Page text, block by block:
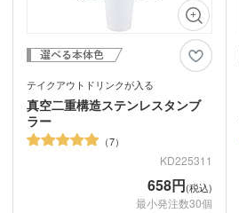
テイクアウトドリンクが入る
真空二重構造ステンレスタンブ
ラー
7
KD225311
658円(税込)
最小発注数30個
メディカル・エチケットグ
マルチツール・双眼鏡他
カー用品
ハンディファン・ハンディ
扇風機
ノベルティうちわ